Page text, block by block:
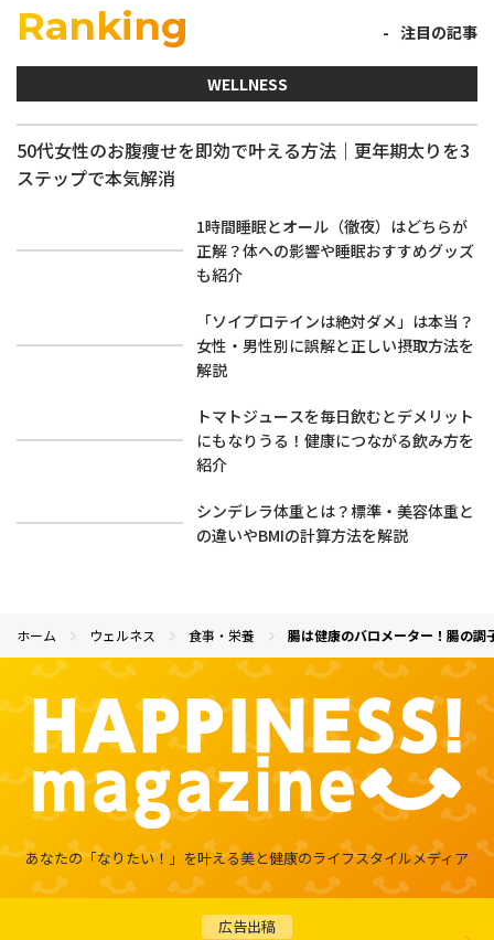
Ranking 注目の記事
WELLNESS
50代女性のお腹痩せを即効で叶える方法｜更年期太りを3
ステップで本気解消
1時間睡眠とオール（徹夜）はどちらが
正解？体への影響や睡眠おすすめグッズ
も紹介
「ソイプロテインは絶対ダメ」は本当？
女性・男性別に誤解と正しい摂取方法を
解説
トマトジュースを毎日飲むとデメリット
にもなりうる！健康につながる飲み方を
紹介
シンデレラ体重とは？標準・美容体重と
の違いやBMIの計算方法を解説
ホーム ウェルネス 食事・栄養 腸は健康のバロメーター！腸の調
あなたの「なりたい！」を叶える美と健康のライフスタイルメディア
広告出稿